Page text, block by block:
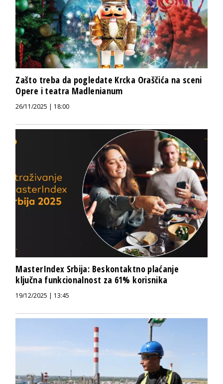
Zašto treba da pogledate Krcka Oraščića na sceni
Opere i teatra Madlenianum
26/11/2025 | 18:00
MasterIndex Srbija: Beskontaktno plaćanje
ključna funkcionalnost za 61% korisnika
19/12/2025 | 13:45